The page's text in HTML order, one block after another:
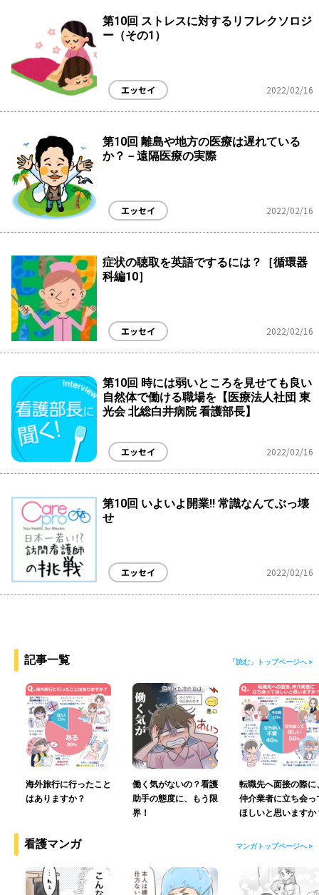
第10回 ストレスに対するリフレクソロジ
ー（その1）
エッセイ 2022/02/16
第10回 離島や地方の医療は遅れている
か？－遠隔医療の実際
エッセイ 2022/02/16
症状の聴取を英語でするには？［循環器
科編10］
エッセイ 2022/02/16
第10回 時には弱いところを見せても良い
自然体で働ける職場を【医療法人社団 東
光会 北総白井病院 看護部長】
エッセイ 2022/02/16
第10回 いよいよ開業!! 常識なんてぶっ壊
せ
エッセイ 2022/02/16
記事一覧 「読む」トップページへ >
海外旅行に行ったこと
はありますか？
働く気がないの？看護
助手の態度に、もう限
界！
転職先へ面接の際に
仲介業者に立ち会っ
ほしいと思いますか
看護マンガ マンガトップページへ >